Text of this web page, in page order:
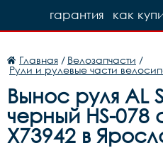
как
гарантия
Главная / Велозапчасти /
Рули и рулевые части
Вынос руля AL
черный HS-078
Х73942 в